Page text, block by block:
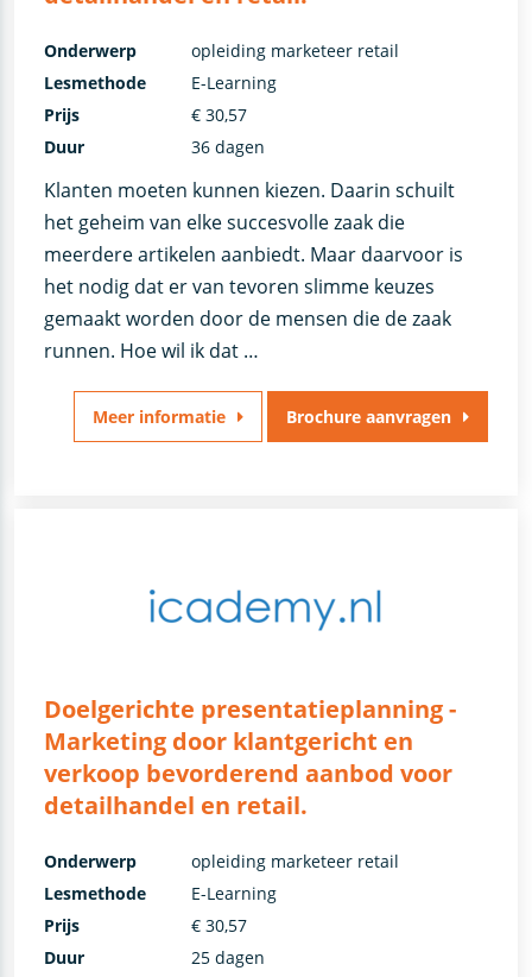
Klanten moeten kunnen kiezen. Daarin schuilt
het geheim van elke succesvolle zaak die
meerdere artikelen aanbiedt. Maar daarvoor is
het nodig dat er van tevoren slimme keuzes
gemaakt worden door de mensen die de zaak
runnen. Hoe wil ik dat …
Onderwerp
opleiding marketeer retail
Lesmethode
E-Learning
Prijs
€ 30,57
Duur
36 dagen
Meer informatie Brochure aanvragen
Doelgerichte presentatieplanning -
Marketing door klantgericht en
verkoop bevorderend aanbod voor
detailhandel en retail.
Onderwerp
opleiding marketeer retail
Lesmethode
E-Learning
Prijs
€ 30,57
Duur
25 dagen